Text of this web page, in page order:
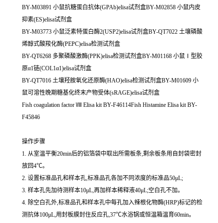
BY-M03891 小鼠抗糖蛋白抗体(GPAb)elisa试剂盒BY-M02858 小鼠内皮
抑素(ES)elisa试剂盒
BY-M03773 小鼠泛素特蛋白酶2(USP2)elisa试剂盒BY-QT7022 土壤磷酸
烯醇式酸羧化酶(PEPC)elisa检测试剂盒
BY-QT6268 多聚磷酸激酶(PPK)elisa检测试剂盒BY-M01168 小鼠Ⅰ型胶
原α1链(COL1α1)elisa试剂盒
BY-QT7016 土壤羟胺氧化还原酶(HAO)elisa检测试剂盒BY-M01609 小
鼠可溶性晚期糖基化终末产物受体(sRAGE)elisa试剂盒
Fish coagulation factor Ⅷ Elisa kit BY-F46114Fish Histamine Elisa kit BY-
F45846
操作步骤
1. 从室温平衡20min后的铝箔袋中取出所需板条,剩余板条用自封袋密封
放回4℃。
2. 设置标准品孔和样本孔,标准品孔各加不同浓度的标准品50μL;
3. 样本孔先加待测样本10μL,再加样本稀释液40μL;空白孔不加。
4. 除空白孔外,标准品孔和样本孔中每孔加入辣根化物酶(HRP)标记的检
测抗体100μL,用封板膜封住反应孔,37℃水浴锅或恒温箱温育60min。